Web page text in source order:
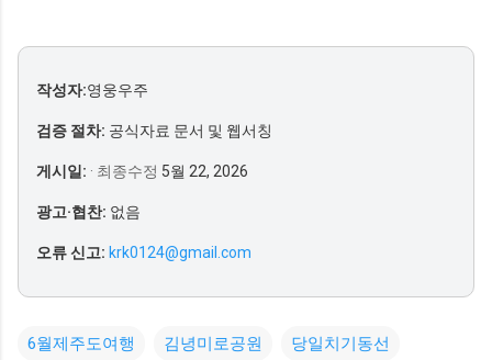
작성자:영웅우주
검증 절차: 공식자료 문서 및 웹서칭
게시일: · 최종수정 5월 22, 2026
광고·협찬: 없음
오류 신고: krk0124@gmail.com
6월제주도여행 김녕미로공원 당일치기동선